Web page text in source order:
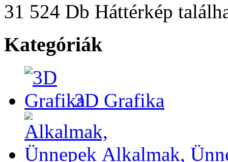
31 524 Db Háttérkép
Kategóriák
3D Grafika
Alkalmak,